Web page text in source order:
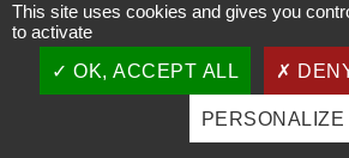
This site uses cookies and gives you
to activate
OK, ACCEPT ALL
PERSONALIZE